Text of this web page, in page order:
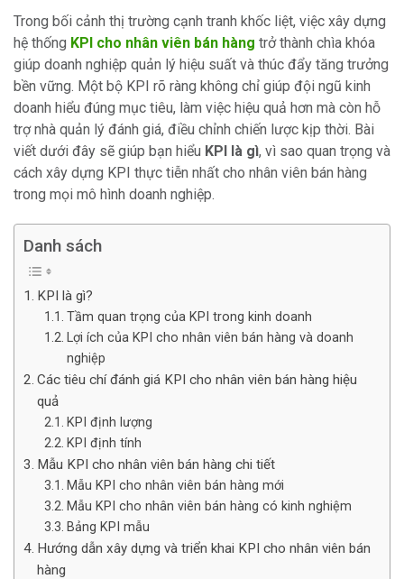
Trong bối cảnh thị trường cạnh tranh khốc liệt, việc xây dựng
hệ thống KPI cho nhân viên bán hàng trở thành chìa khóa
giúp doanh nghiệp quản lý hiệu suất và thúc đẩy tăng trưởng
bền vững. Một bộ KPI rõ ràng không chỉ giúp đội ngũ kinh
doanh hiểu đúng mục tiêu, làm việc hiệu quả hơn mà còn hỗ
trợ nhà quản lý đánh giá, điều chỉnh chiến lược kịp thời. Bài
viết dưới đây sẽ giúp bạn hiểu KPI là gì, vì sao quan trọng và
cách xây dựng KPI thực tiễn nhất cho nhân viên bán hàng
trong mọi mô hình doanh nghiệp.
Danh sách
KPI là gì?
Tầm quan trọng của KPI trong kinh doanh
Lợi ích của KPI cho nhân viên bán hàng và doanh
nghiệp
Các tiêu chí đánh giá KPI cho nhân viên bán hàng hiệu
quả
KPI định lượng
KPI định tính
Mẫu KPI cho nhân viên bán hàng chi tiết
Mẫu KPI cho nhân viên bán hàng mới
Mẫu KPI cho nhân viên bán hàng có kinh nghiệm
Bảng KPI mẫu
Hướng dẫn xây dựng và triển khai KPI cho nhân viên bán
hàng